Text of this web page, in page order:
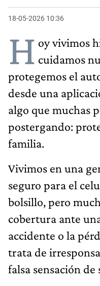
18-05-2026 10:36
H oy vivimos
cuidamos
protegemos el
desde una
algo que muchas
postergando:
familia.
Vivimos en una
seguro para el
bolsillo, pero
cobertura ante
accidente o la
trata de
falsa sensación